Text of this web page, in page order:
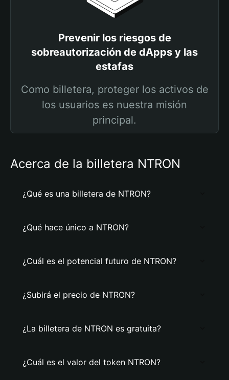
Prevenir los riesgos de
sobreautorización de dApps y las
estafas
Como billetera, proteger los activos de
los usuarios es nuestra misión
principal.
Acerca de la billetera NTRON
¿Qué es una billetera de NTRON?
¿Qué hace único a NTRON?
¿Cuál es el potencial futuro de NTRON?
¿Subirá el precio de NTRON?
¿La billetera de NTRON es gratuita?
¿Cuál es el valor del token NTRON?